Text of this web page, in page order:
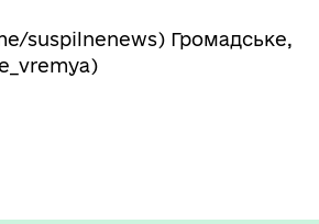
suspilnenews) Громадське,